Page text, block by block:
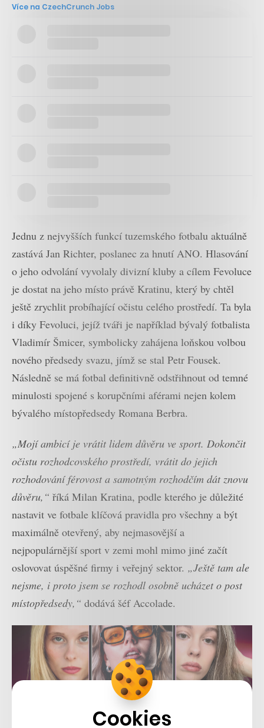
Více na CzechCrunch Jobs
Jednu z nejvyšších funkcí tuzemského fotbalu aktuálně
zastává Jan Richter, poslanec za hnutí ANO. Hlasování
o jeho odvolání vyvolaly divizní kluby a cílem Fevoluce
je dostat na jeho místo právě Kratinu, který by chtěl
ještě zrychlit probíhající očistu celého prostředí. Ta byla
i díky Fevoluci, jejíž tváři je například bývalý fotbalista
Vladimír Šmicer, symbolicky zahájena loňskou volbou
nového předsedy svazu, jímž se stal Petr Fousek.
Následně se má fotbal definitivně odstřihnout od temné
minulosti spojené s korupčními aférami nejen kolem
bývalého místopředsedy Romana Berbra.
„Mojí ambicí je vrátit lidem důvěru ve sport. Dokončit
očistu rozhodcovského prostředí, vrátit do jejich
rozhodování férovost a samotným rozhodčím dát znovu
důvěru,“ říká Milan Kratina, podle kterého je důležité
nastavit ve fotbale klíčová pravidla pro všechny a být
maximálně otevřený, aby nejmasovější a
nejpopulárnější sport v zemi mohl mimo jiné začít
oslovovat úspěšné firmy i veřejný sektor. „Ještě tam ale
nejsme, i proto jsem se rozhodl osobně ucházet o post
místopředsedy,“ dodává šéf Accolade.
Cookies